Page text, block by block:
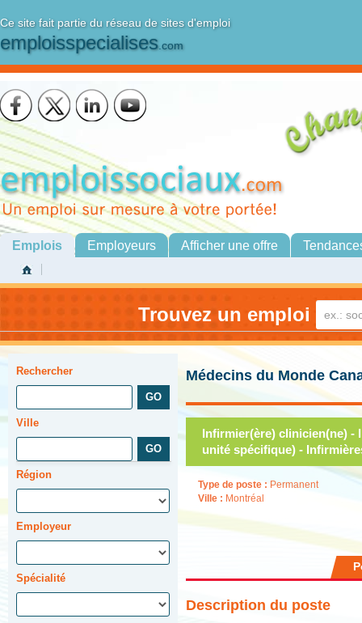
Ce site fait partie du réseau de sites d'emploi
emploisspecialises.com
Emplois Employeurs Afficher une offre
Trouvez un emploi
Rechercher
Ville
Région
Employeur
Spécialité
Médecins du Monde
Infirmier(ère) clinicien(ne) -
unité spécifique) -
Type de poste : Permanent
Ville : Montréal
Description du poste